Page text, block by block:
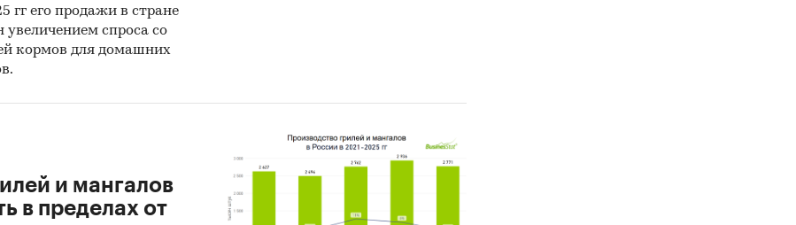
гг его продажи в стране
увеличением спроса со
кормов для домашних
и мангалов
в пределах от